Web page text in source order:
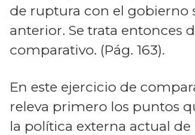
de ruptura con el gobierno
anterior. Se trata entonces
comparativo. (Pág. 163).
En este ejercicio de
releva primero los puntos
la política externa actual de